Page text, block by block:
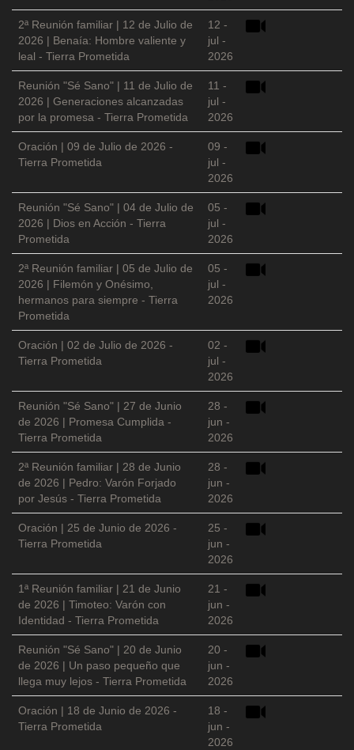
2ª Reunión familiar | 12 de Julio de
2026 | Benaía: Hombre valiente y
leal - Tierra Prometida
12 -
jul -
2026
Reunión "Sé Sano" | 11 de Julio de
2026 | Generaciones alcanzadas
por la promesa - Tierra Prometida
11 -
jul -
2026
Oración | 09 de Julio de 2026 -
Tierra Prometida
09 -
jul -
2026
Reunión "Sé Sano" | 04 de Julio de
2026 | Dios en Acción - Tierra
Prometida
05 -
jul -
2026
2ª Reunión familiar | 05 de Julio de
2026 | Filemón y Onésimo,
hermanos para siempre - Tierra
Prometida
05 -
jul -
2026
Oración | 02 de Julio de 2026 -
Tierra Prometida
02 -
jul -
2026
Reunión "Sé Sano" | 27 de Junio
de 2026 | Promesa Cumplida -
Tierra Prometida
28 -
jun -
2026
2ª Reunión familiar | 28 de Junio
de 2026 | Pedro: Varón Forjado
por Jesús - Tierra Prometida
28 -
jun -
2026
Oración | 25 de Junio de 2026 -
Tierra Prometida
25 -
jun -
2026
1ª Reunión familiar | 21 de Junio
de 2026 | Timoteo: Varón con
Identidad - Tierra Prometida
21 -
jun -
2026
Reunión "Sé Sano" | 20 de Junio
de 2026 | Un paso pequeño que
llega muy lejos - Tierra Prometida
20 -
jun -
2026
Oración | 18 de Junio de 2026 -
Tierra Prometida
18 -
jun -
2026